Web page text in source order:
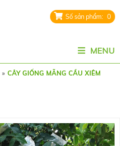
0
MENU
» CÂY GIỐNG MÃNG CẦU XIÊM